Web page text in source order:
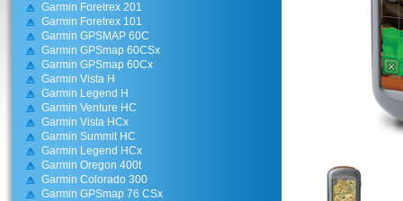
Garmin Foretrex 201
Garmin Foretrex 101
Garmin GPSMAP 60C
Garmin GPSmap 60CSx
Garmin GPSmap 60Cx
Garmin Vista H
Garmin Legend H
Garmin Venture HC
Garmin Vista HCx
Garmin Summit HC
Garmin Legend HCx
Garmin Oregon 400t
Garmin Colorado 300
Garmin GPSmap 76 CSx